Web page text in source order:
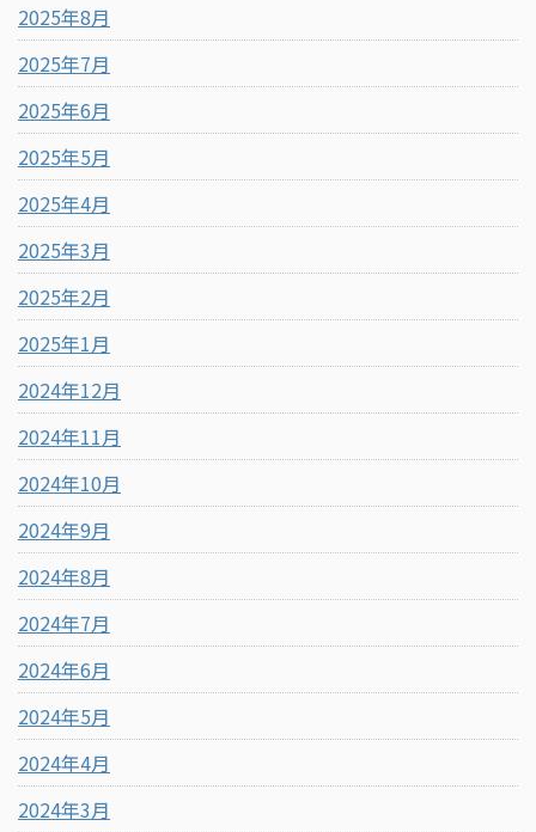
2025年8月
2025年7月
2025年6月
2025年5月
2025年4月
2025年3月
2025年2月
2025年1月
2024年12月
2024年11月
2024年10月
2024年9月
2024年8月
2024年7月
2024年6月
2024年5月
2024年4月
2024年3月